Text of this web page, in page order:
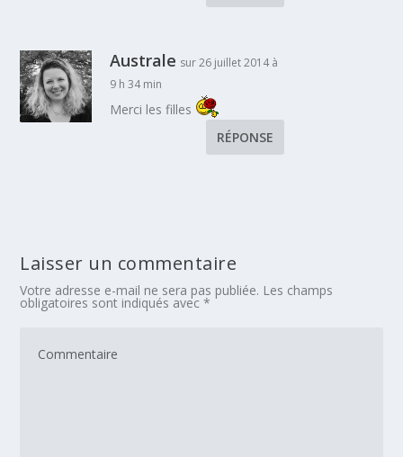
Australe sur 26 juillet 2014 à
9 h 34 min
Merci les filles
RÉPONSE
Laisser un commentaire
Votre adresse e-mail ne sera pas publiée. Les champs
obligatoires sont indiqués avec*